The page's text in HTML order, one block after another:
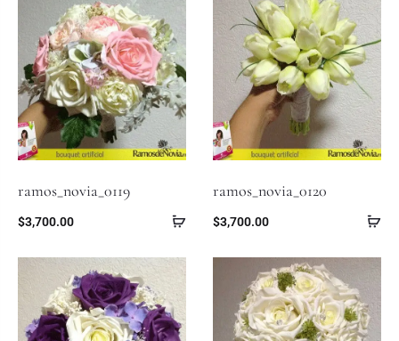
ramos_novia_0119
$3,700.00
ramos_novia_0120
$3,700.00